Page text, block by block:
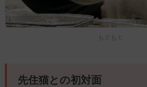
先住猫との初対面